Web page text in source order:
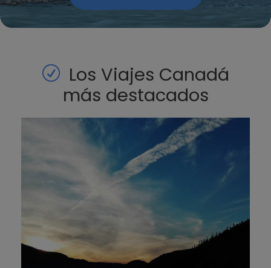
Los Viajes Canadá
más destacados